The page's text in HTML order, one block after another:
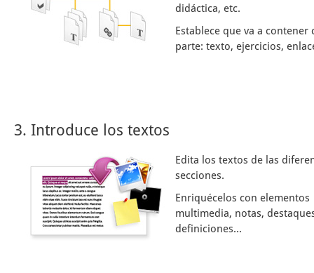
didáctica, etc.
Establece que va a contener
parte: texto, ejercicios,
3. Introduce los textos
Edita los textos de las
secciones.
Enriquécelos con elementos
multimedia, notas,
definiciones...